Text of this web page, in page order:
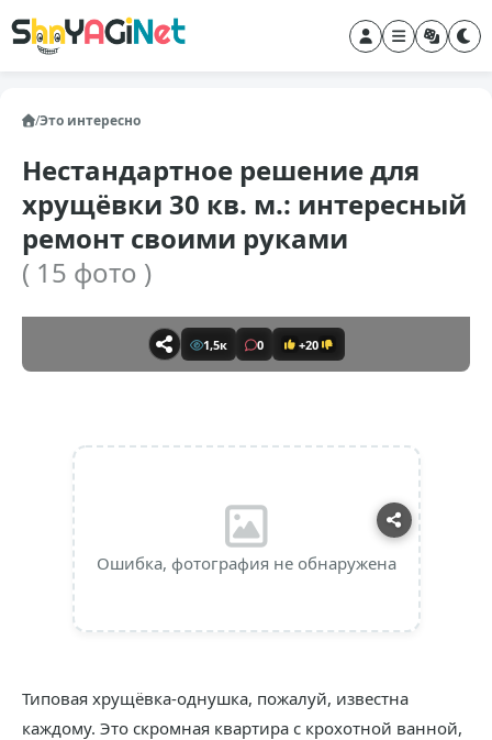
/Это интересно
Нестандартное решение для
хрущёвки 30 кв. м.: интересный
ремонт своими руками
( 15 фото )
1,5к 0 +20
Ошибка, фотография не обнаружена
Типовая хрущёвка-однушка, пожалуй, известна
каждому. Это скромная квартира с крохотной ванной,